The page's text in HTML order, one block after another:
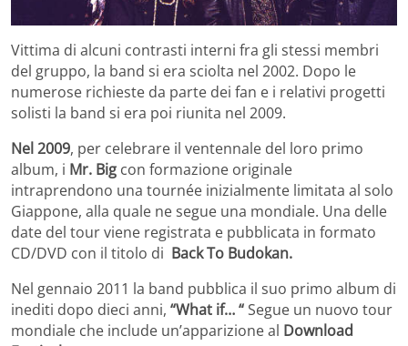
Vittima di alcuni contrasti interni fra gli stessi membri
del gruppo, la band si era sciolta nel 2002. Dopo le
numerose richieste da parte dei fan e i relativi progetti
solisti la band si era poi riunita nel 2009.
Nel 2009, per celebrare il ventennale del loro primo
album, i Mr. Big con formazione originale
intraprendono una tournée inizialmente limitata al solo
Giappone, alla quale ne segue una mondiale. Una delle
date del tour viene registrata e pubblicata in formato
CD/DVD con il titolo di Back To Budokan.
Nel gennaio 2011 la band pubblica il suo primo album di
inediti dopo dieci anni, “What if… “Segue un nuovo tour
mondiale che include un’apparizione al Download